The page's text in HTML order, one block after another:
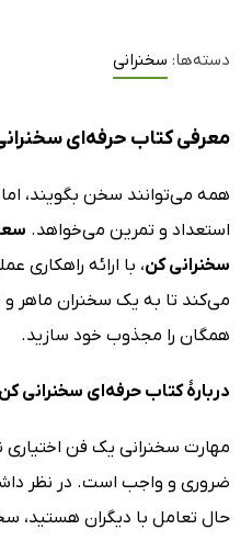
دسته‌ها: سخنرانی
معرفی کتاب حرفه‌ای
همه می‌توانند سخن بگویند،
استعداد و تمرین می‌خواهد.
سخنرانی کن، با ارائه راهکاری
می‌کند تا به یک سخنران ماهر و
همگان را مجذوب خود سازید.
دربارۀ کتاب حرفه‌ای سخنرانی
مهارت سخنرانی یک فن اختیاری
ضروری و واجب است. در نظر
حال تعامل با دیگران هستید،